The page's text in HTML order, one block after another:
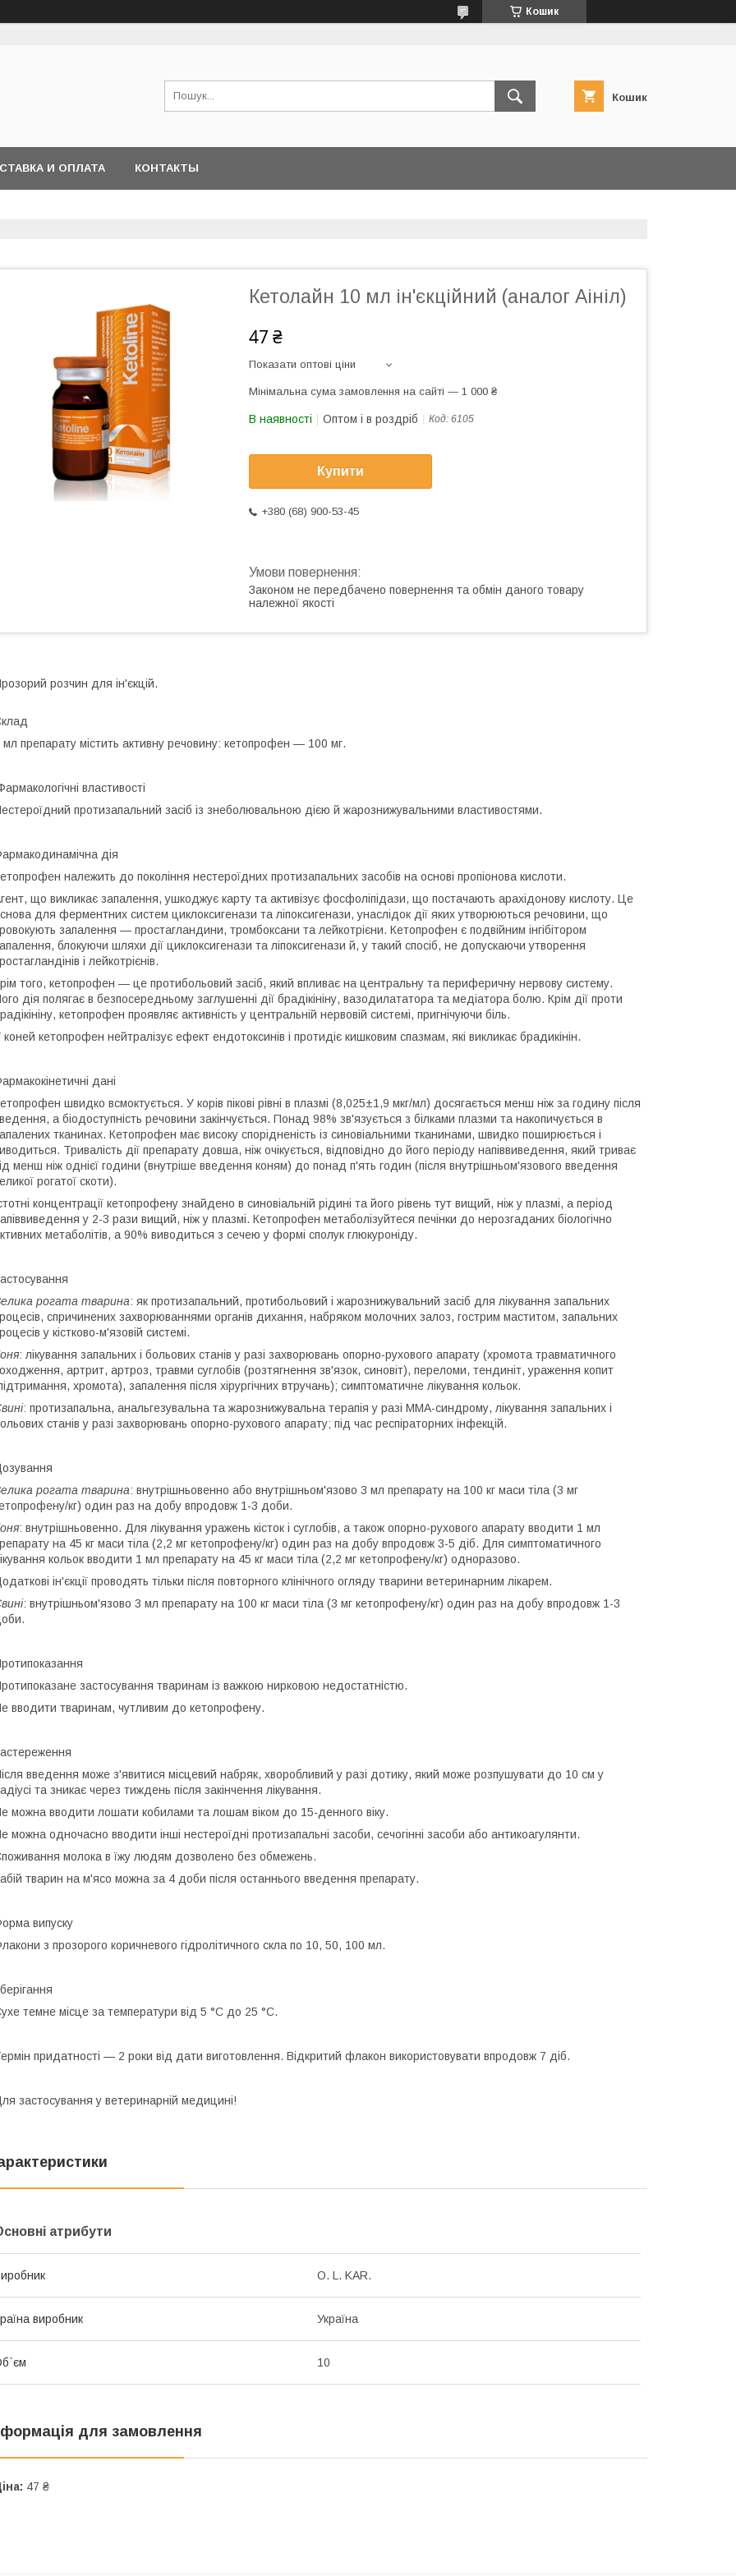
Кошик
Кошик
И ОПЛАТА КОНТАКТЫ
Кетолайн 10 мл ін'єкційний (аналог Аініл)
47 ₴
Показати оптові ціни
Мінімальна сума замовлення на сайті — 1 000 ₴
В наявності Оптом і в роздріб Код: 6105
Купити
+380 (68) 900-53-45
Законом не передбачено повернення та обмін даного товару
належної якості
розчин для ін'єкцій.
мл препарату містить активну речовину: кетопрофен — 100 мг.
властивості
протизапальний засіб із знеболювальною дією й жарознижувальними властивостями.
дія
належить до покоління нестероїдних протизапальних засобів на основі пропіонова кислоти.
що викликає запалення, ушкоджує карту та активізує фосфоліпідази, що постачають арахідонову кислоту. Це
для ферментних систем циклоксигенази та ліпоксигенази, унаслідок дії яких утворюються речовини, що
запалення — простагландини, тромбоксани та лейкотрієни. Кетопрофен є подвійним інгібітором
блокуючи шляхи дії циклоксигенази та ліпоксигенази й, у такий спосіб, не допускаючи утворення
і лейкотрієнів.
того, кетопрофен — це протибольовий засіб, який впливає на центральну та периферичну нервову систему.
дія полягає в безпосередньому заглушенні дії брадікініну, вазодилататора та медіатора болю. Крім дії проти
кетопрофен проявляє активність у центральній нервовій системі, пригнічуючи біль.
коней кетопрофен нейтралізує ефект ендотоксинів і протидіє кишковим спазмам, які викликає брадикінін.
дані
швидко всмоктується. У корів пікові рівні в плазмі (8,025±1,9 мкг/мл) досягається менш ніж за годину після
а біодоступність речовини закінчується. Понад 98% зв'язується з білками плазми та накопичується в
тканинах. Кетопрофен має високу спорідненість із синовіальними тканинами, швидко поширюється і
Тривалість дії препарату довша, ніж очікується, відповідно до його періоду напіввиведення, який триває
менш ніж однієї години (внутріше введення коням) до понад п'ять годин (після внутрішньом'язового введення
рогатої скоти).
концентрації кетопрофену знайдено в синовіальній рідині та його рівень тут вищий, ніж у плазмі, а період
у 2-3 рази вищий, ніж у плазмі. Кетопрофен метаболізуйтеся печінки до нерозгаданих біологічно
метаболітів, а 90% виводиться з сечею у формі сполук глюкуроніду.
рогата тварина: як протизапальний, протибольовий і жарознижувальний засіб для лікування запальних
спричинених захворюваннями органів дихання, набряком молочних залоз, гострим маститом, запальних
у кістково-м'язовій системі.
: лікування запальних і больових станів у разі захворювань опорно-рухового апарату (хромота травматичного
артрит, артроз, травми суглобів (розтягнення зв'язок, синовіт), переломи, тендиніт, ураження копит
хромота), запалення після хірургічних втручань); симптоматичне лікування кольок.
: протизапальна, анальгезувальна та жарознижувальна терапія у разі ММА-синдрому, лікування запальних і
станів у разі захворювань опорно-рухового апарату; під час респіраторних інфекцій.
рогата тварина: внутрішньовенно або внутрішньом'язово 3 мл препарату на 100 кг маси тіла (3 мг
кг) один раз на добу впродовж 1-3 доби.
: внутрішньовенно. Для лікування уражень кісток і суглобів, а також опорно-рухового апарату вводити 1 мл
на 45 кг маси тіла (2,2 мг кетопрофену/кг) один раз на добу впродовж 3-5 діб. Для симптоматичного
кольок вводити 1 мл препарату на 45 кг маси тіла (2,2 мг кетопрофену/кг) одноразово.
ін'єкції проводять тільки після повторного клінічного огляду тварини ветеринарним лікарем.
: внутрішньом'язово 3 мл препарату на 100 кг маси тіла (3 мг кетопрофену/кг) один раз на добу впродовж 1-3
застосування тваринам із важкою нирковою недостатністю.
вводити тваринам, чутливим до кетопрофену.
введення може з'явитися місцевий набряк, хворобливий у разі дотику, який може розпушувати до 10 см у
та зникає через тиждень після закінчення лікування.
можна вводити лошати кобилами та лошам віком до 15-денного віку.
можна одночасно вводити інші нестероїдні протизапальні засоби, сечогінні засоби або антикоагулянти.
молока в їжу людям дозволено без обмежень.
тварин на м'ясо можна за 4 доби після останнього введення препарату.
випуску
з прозорого коричневого гідролітичного скла по 10, 50, 100 мл.
темне місце за температури від 5 °C до 25 °C.
придатності — 2 роки від дати виготовлення. Відкритий флакон використовувати впродовж 7 діб.
застосування у ветеринарній медицині!
атрибути
O. L. KAR.
виробник Україна
10
для замовлення
47 ₴